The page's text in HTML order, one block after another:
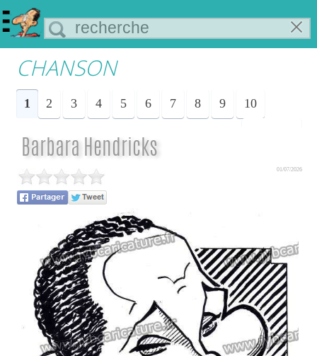
CHANSON
1 2 3 4 5 6 7 8 9 10
Barbara Hendricks
01/07/2026